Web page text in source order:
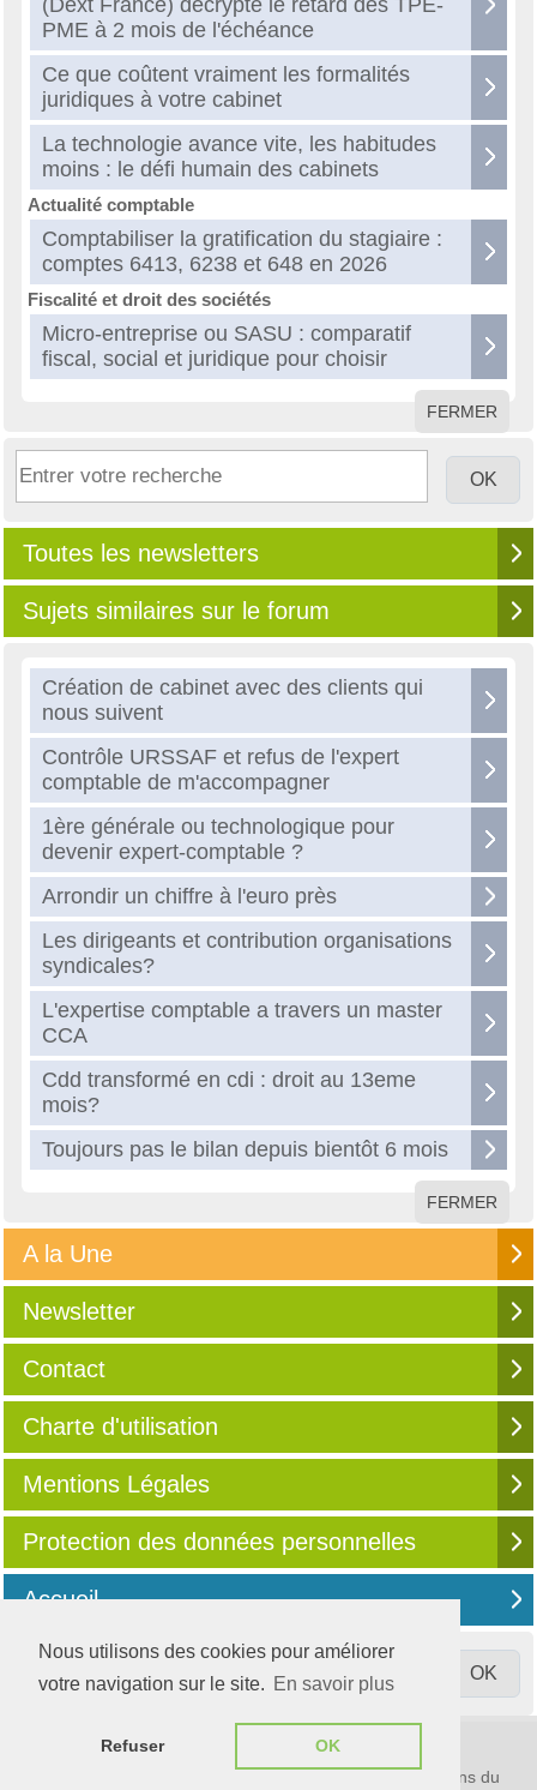
Nous utilisons des cookies pour améliorer
votre navigation sur le site. En savoir plus
Refuser OK
PME à 2 mois de l'échéance
Ce que coûtent vraiment les formalités
juridiques à votre cabinet
La technologie avance vite, les habitudes
moins : le défi humain des cabinets
Actualité comptable
Comptabiliser la gratification du stagiaire :
comptes 6413, 6238 et 648 en 2026
Fiscalité et droit des sociétés
Micro-entreprise ou SASU : comparatif
fiscal, social et juridique pour choisir
FERMER
Toutes les newsletters
Sujets similaires sur le forum
Création de cabinet avec des clients qui
nous suivent
Contrôle URSSAF et refus de l'expert
comptable de m'accompagner
1ère générale ou technologique pour
devenir expert-comptable ?
Arrondir un chiffre à l'euro près
Les dirigeants et contribution organisations
syndicales?
L'expertise comptable a travers un master
CCA
Cdd transformé en cdi : droit au 13eme
mois?
Toujours pas le bilan depuis bientôt 6 mois
FERMER
A la Une
Newsletter
Contact
Charte d'utilisation
Mentions Légales
Protection des données personnelles
Accueil
© 2003-2026
S'informer, partager, évoluer
Média communautaire 100% digital destiné aux professions du